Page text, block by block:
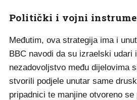
Politički i vojni
Međutim, ova strategija ima i
BBC navodi da su izraelski udari
nezadovoljstvo među dijelovima
stvorili podjele unutar same
pripadnici te manjine otvoreno